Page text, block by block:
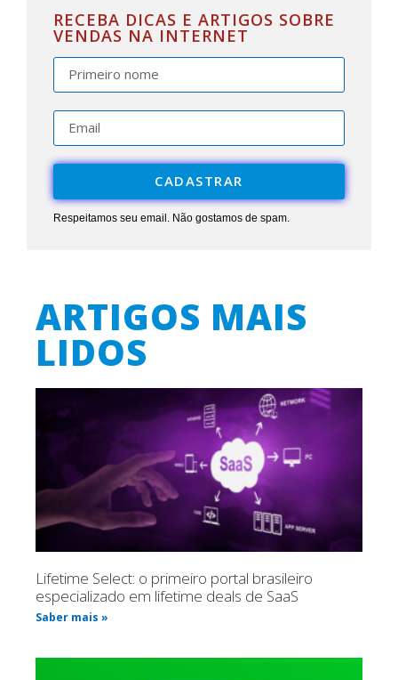
RECEBA DICAS E ARTIGOS SOBRE
VENDAS NA INTERNET
CADASTRAR
Respeitamos seu email. Não gostamos de spam.
ARTIGOS MAIS
LIDOS
Lifetime Select: o primeiro portal brasileiro
especializado em lifetime deals de SaaS
Saber mais »